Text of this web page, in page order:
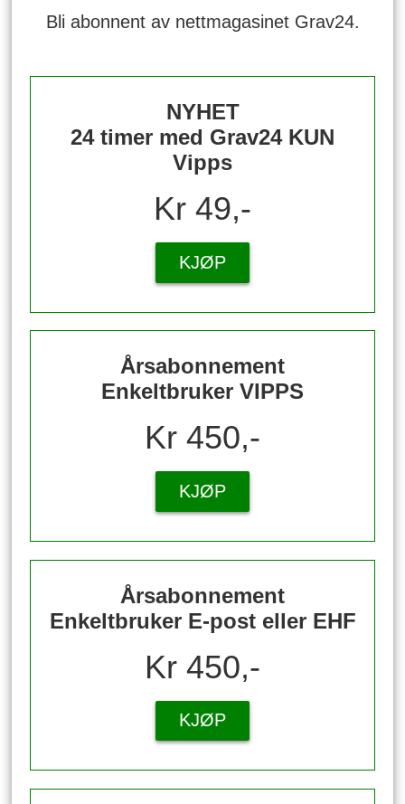
Bli abonnent av nettmagasinet Grav24.
NYHET
24 timer med Grav24 KUN
Vipps
Kr 49,-
KJØP
Årsabonnement
Enkeltbruker VIPPS
Kr 450,-
KJØP
Årsabonnement
Enkeltbruker E-post eller EHF
Kr 450,-
KJØP